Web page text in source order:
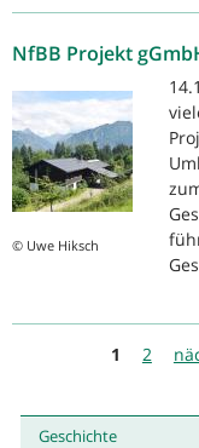
NfBB Projekt
© Uwe Hiksch
1 2
Geschichte